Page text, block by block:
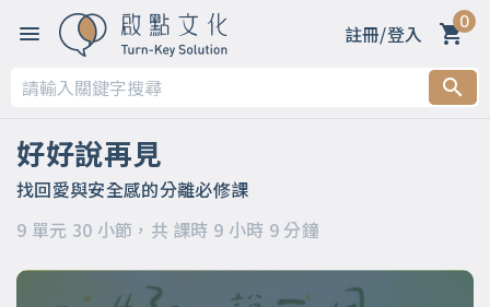
註冊/登入 0
好好說再見
找回愛與安全感的分離必修課
9 單元 30 小節，共 課時 9 小時 9 分鐘
第一章 錯過不代表可惜，再見不等於緣盡
第二章 一切都要從關係談起
第三章 家庭離線～嘉玲主講
第四章 人際離線～凱宇主講
第五章 職場離線～凱宇主講